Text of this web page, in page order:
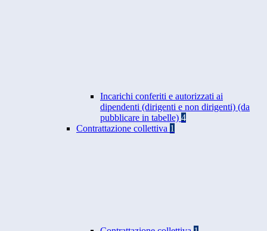
Incarichi conferiti e autorizzati ai
dipendenti (dirigenti e non dirigenti) (da
pubblicare in tabelle) 4
Contrattazione collettiva 1